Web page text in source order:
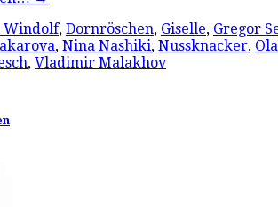
Windolf, Dornröschen, Giselle, Gregor
, Nina Nashiki, Nussknacker,
, Vladimir Malakhov